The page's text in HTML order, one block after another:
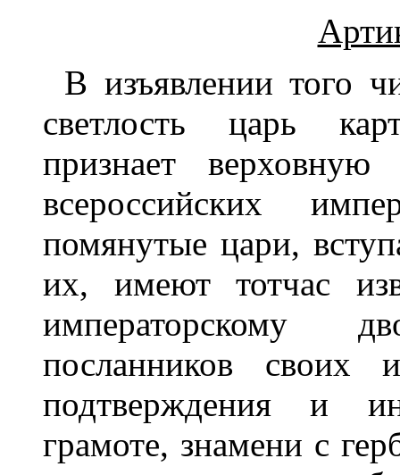
В изъявлении того
светлость царь
признает верховную
всероссийских
помянутые цари,
их, имеют тотчас
императорскому
посланников своих
подтверждения и
грамоте, знамени с